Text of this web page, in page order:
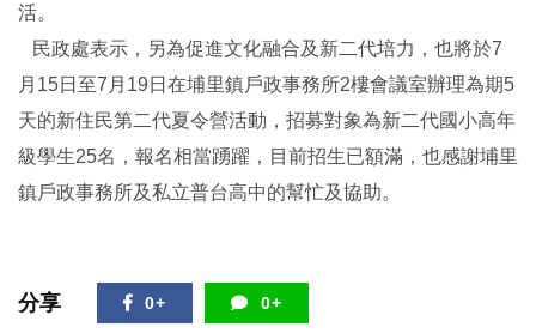
活。
民政處表示，另為促進文化融合及新二代培力，也將於7
月15日至7月19日在埔里鎮戶政事務所2樓會議室辦理為期5
天的新住民第二代夏令營活動，招募對象為新二代國小高年
級學生25名，報名相當踴躍，目前招生已額滿，也感謝埔里
鎮戶政事務所及私立普台高中的幫忙及協助。
分享 0+ 0+